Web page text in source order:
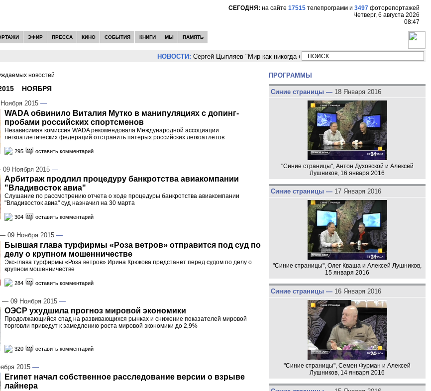
СЕГОДНЯ: на сайте 17515 телепрограмм и 3497 фоторепортажей
Четверг, 6 августа 2026
08:47
ЭФИР ПРЕССА КИНО СОБЫТИЯ КНИГИ МЫ ПАМЯТЬ
НОВОСТИ: Сергей Цыпляев "Мир как никогда близко стоит к угрозе третьей мировой войны"
новостей
НОЯБРЯ
2015 —
WADA обвинило Виталия Мутко в манипуляциях с допинг-
пробами российских спортсменов
Независимая комиссия WADA рекомендовала Международной ассоциации
легкоатлетических федераций отстранить пятерых российских легкоатлетов
295 оставить комментарий
Ноября 2015 —
Арбитраж продлил процедуру банкротства авиакомпании
"Владивосток авиа"
Слушание по рассмотрению отчета о ходе процедуры банкротства авиакомпании
"Владивосток авиа" суд назначил на 30 марта
304 оставить комментарий
09 Ноября 2015 —
Бывшая глава турфирмы «Роза ветров» отправится под суд по
делу о крупном мошенничестве
Экс-глава турфирмы «Роза ветров» Ирина Крюкова предстанет перед судом по делу о
крупном мошенничестве
284 оставить комментарий
— 09 Ноября 2015 —
ОЭСР ухудшила прогноз мировой экономики
Продолжающийся спад на развивающихся рынках и снижение показателей мировой
торговли приведут к замедлению роста мировой экономики до 2,9%
320 оставить комментарий
2015 —
Египет начал собственное расследование версии о взрыве
лайнера
ПРОГРАММЫ
Синие страницы — 18 Января 2016
"Синие страницы", Антон Духовской и Алексей
Лушников, 16 января 2016
Синие страницы — 17 Января 2016
"Синие страницы", Олег Кваша и Алексей Лушников,
15 января 2016
Синие страницы — 16 Января 2016
"Синие страницы", Семен Фурман и Алексей
Лушников, 14 января 2016